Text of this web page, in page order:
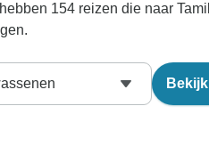
154 reizen die naar